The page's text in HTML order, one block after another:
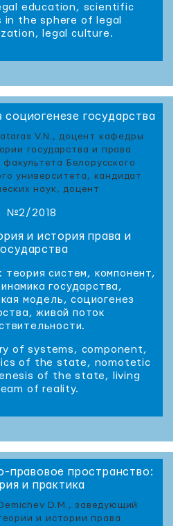
education, scientific
in the sphere of legal
legal culture.
социогенезе государства
V.N., доцент кафедры
государства и права
Белорусского
университета, кандидат
наук, доцент
№2/2018
и история права и
теория систем, компонент,
государства,
модель, социогенез
живой поток
of systems, component,
of the state, nomotetic
of the state, living
of reality.
правовое пространство:
и практика
D.M., заведующий
и истории права